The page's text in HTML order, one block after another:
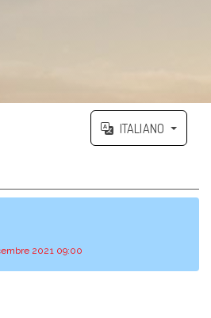
ITALIANO
2021 09:00